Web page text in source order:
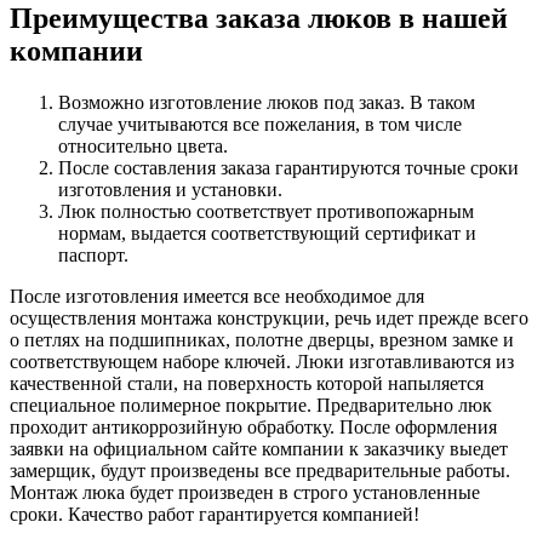
Преимущества заказа люков в нашей
компании
Возможно изготовление люков под заказ. В таком
случае учитываются все пожелания, в том числе
относительно цвета.
После составления заказа гарантируются точные сроки
изготовления и установки.
Люк полностью соответствует противопожарным
нормам, выдается соответствующий сертификат и
паспорт.
После изготовления имеется все необходимое для
осуществления монтажа конструкции, речь идет прежде всего
о петлях на подшипниках, полотне дверцы, врезном замке и
соответствующем наборе ключей. Люки изготавливаются из
качественной стали, на поверхность которой напыляется
специальное полимерное покрытие. Предварительно люк
проходит антикоррозийную обработку. После оформления
заявки на официальном сайте компании к заказчику выедет
замерщик, будут произведены все предварительные работы.
Монтаж люка будет произведен в строго установленные
сроки. Качество работ гарантируется компанией!